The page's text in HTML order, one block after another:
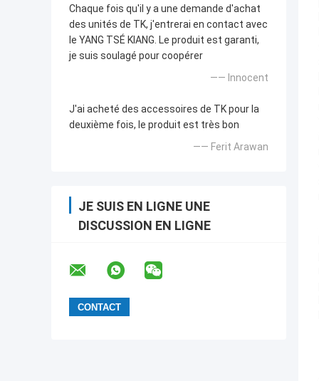
Chaque fois qu'il y a une demande d'achat
des unités de TK, j'entrerai en contact avec
le YANG TSÉ KIANG. Le produit est garanti,
je suis soulagé pour coopérer
—— Innocent
J'ai acheté des accessoires de TK pour la
deuxième fois, le produit est très bon
—— Ferit Arawan
JE SUIS EN LIGNE UNE
DISCUSSION EN LIGNE